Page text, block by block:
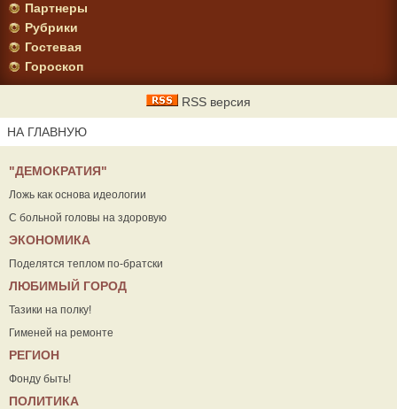
Партнеры
Рубрики
Гостевая
Гороскоп
RSS версия
НА ГЛАВНУЮ
"ДЕМОКРАТИЯ"
Ложь как основа идеологии
С больной головы на здоровую
ЭКОНОМИКА
Поделятся теплом по-братски
ЛЮБИМЫЙ ГОРОД
Тазики на полку!
Гименей на ремонте
РЕГИОН
Фонду быть!
ПОЛИТИКА